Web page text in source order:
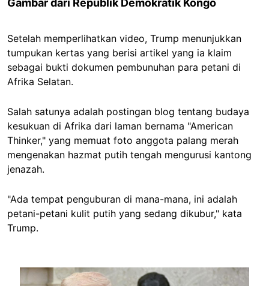
Gambar dari Republik Demokratik Kongo
Setelah memperlihatkan video, Trump menunjukkan
tumpukan kertas yang berisi artikel yang ia klaim
sebagai bukti dokumen pembunuhan para petani di
Afrika Selatan.
Salah satunya adalah postingan blog tentang budaya
kesukuan di Afrika dari laman bernama "American
Thinker," yang memuat foto anggota palang merah
mengenakan hazmat putih tengah mengurusi kantong
jenazah.
"Ada tempat penguburan di mana-mana, ini adalah
petani-petani kulit putih yang sedang dikubur," kata
Trump.
Image